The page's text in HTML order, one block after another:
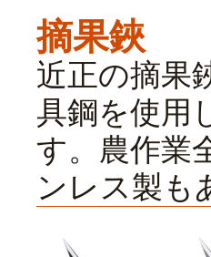
摘果鋏
近正の摘果
具鋼を使用
す。農作業
ンレス製も